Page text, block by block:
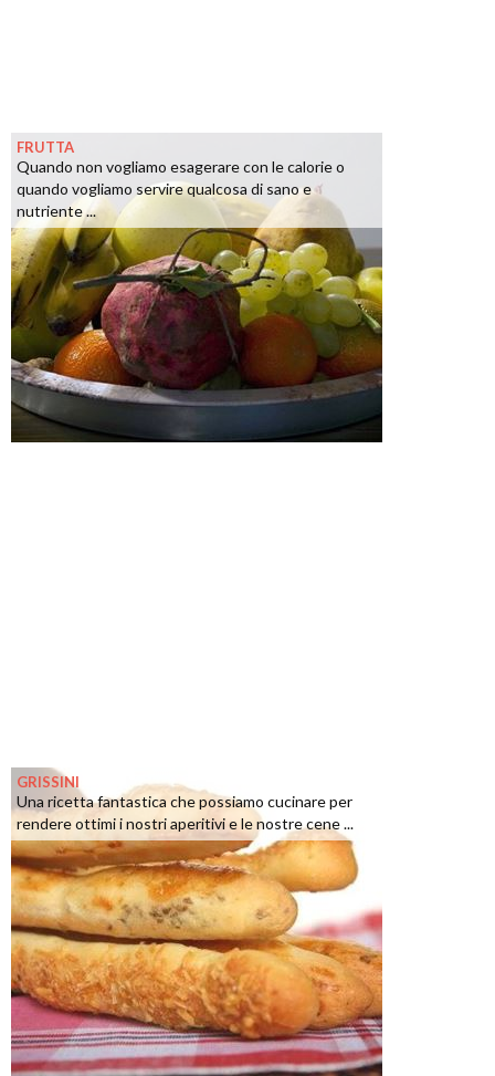
FRUTTA
Quando non vogliamo esagerare con le calorie o
quando vogliamo servire qualcosa di sano e
nutriente ...
GRISSINI
Una ricetta fantastica che possiamo cucinare per
rendere ottimi i nostri aperitivi e le nostre cene ...